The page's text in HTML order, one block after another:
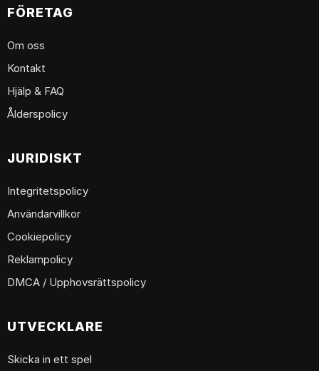
FÖRETAG
Om oss
Kontakt
Hjälp & FAQ
Ålderspolicy
JURIDISKT
Integritetspolicy
Användarvillkor
Cookiepolicy
Reklampolicy
DMCA / Upphovsrättspolicy
UTVECKLARE
Skicka in ett spel